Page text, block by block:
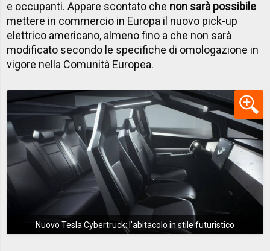
e occupanti. Appare scontato che non sarà possibile
mettere in commercio in Europa il nuovo pick-up
elettrico americano, almeno fino a che non sarà
modificato secondo le specifiche di omologazione in
vigore nella Comunità Europea.
Nuovo Tesla Cybertruck: l'abitacolo in stile futuristico